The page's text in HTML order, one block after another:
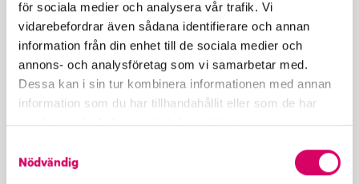
för sociala medier och analysera vår trafik. Vi
vidarebefordrar även sådana identifierare och annan
information från din enhet till de sociala medier och
annons- och analysföretag som vi samarbetar med.
Dessa kan i sin tur kombinera informationen med annan
information som du har tillhandahållit eller som de har
samlat in när du har använt deras tjänster.
Nödvändig
Hetta upp oljan i en djup kastrull till 170–180
°C. Använd gärna en termometer.
temperaturen håller sig stabil. Fritera i ca 1–2
min per sida tills bullarna blir gyllene och